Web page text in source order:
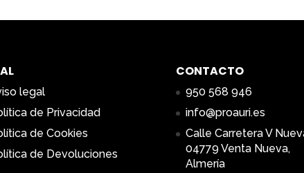
legal
de Privacidad
de Cookies
de Devoluciones
CONTACTO
950 568 946
info@proauri.es
Calle Carretera V
04779 Venta Nueva,
Almería